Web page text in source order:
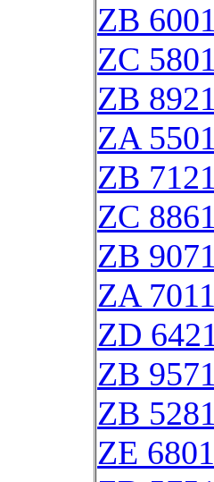
ZB
ZC
ZB
ZA
ZB
ZC
ZB
ZA
ZD
ZB
ZB
ZE